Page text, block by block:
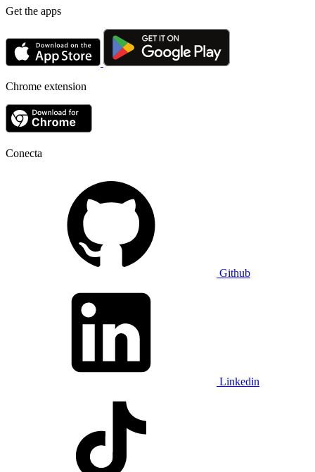
Get the apps
Chrome extension
Conecta
Github
Linkedin